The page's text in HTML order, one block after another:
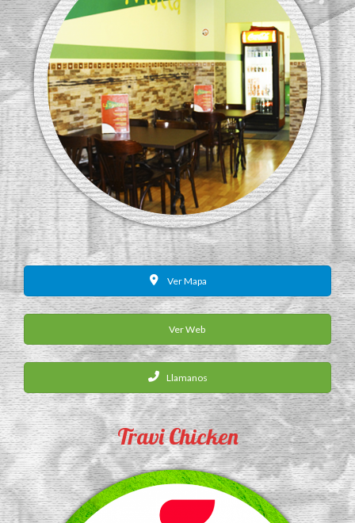
Ver Mapa
Ver Web
Llamanos
Travi Chicken